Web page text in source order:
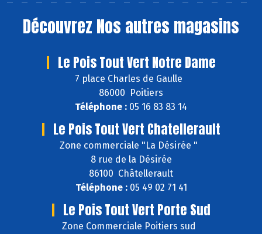
Découvrez Nos autres magasins
Le Pois Tout Vert Notre Dame
7 place Charles de Gaulle
86000 Poitiers
Téléphone : 05 16 83 83 14
Le Pois Tout Vert Chatellerault
Zone commerciale "La Désirée "
8 rue de la Désirée
86100 Châtellerault
Téléphone :05 49 02 71 41
Le Pois Tout Vert Porte Sud
Zone Commerciale Poitiers sud